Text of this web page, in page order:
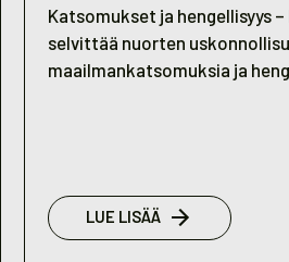
Katsomukset ja hengellisyys
selvittää nuorten
maailmankatsomuksia ja
LUE LISÄÄ: